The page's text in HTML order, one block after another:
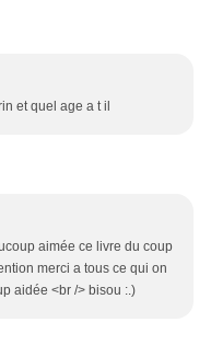
et quel age a t il
aimée ce livre du coup
merci a tous ce qui on
aidée <br /> bisou :.)